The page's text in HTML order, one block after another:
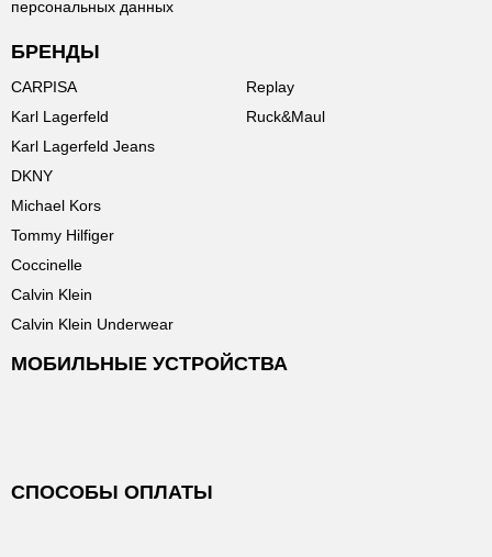
персональных данных
БРЕНДЫ
CARPISA
Karl Lagerfeld
Karl Lagerfeld Jeans
DKNY
Michael Kors
Tommy Hilfiger
Coccinelle
Calvin Klein
Calvin Klein Underwear
Replay
Ruck&Maul
МОБИЛЬНЫЕ УСТРОЙСТВА
СПОСОБЫ ОПЛАТЫ